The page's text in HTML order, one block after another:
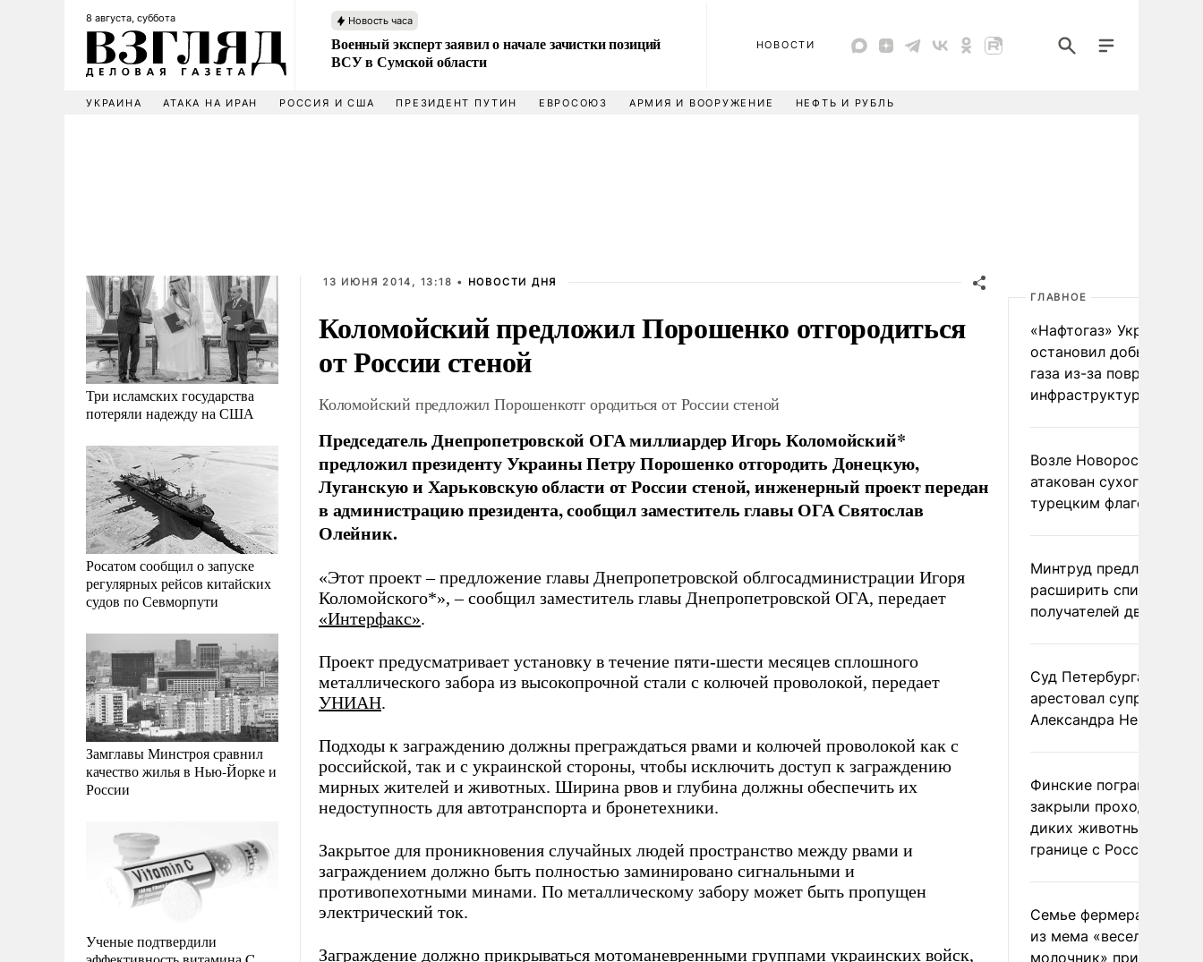
8 августа, суббота Новость часа
Военный эксперт заявил о начале зачистки позиций
ВСУ в Сумской области
НОВОСТИ
УКРАИНА АТАКА НА ИРАН РОССИЯ И США ПРЕЗИДЕНТ ПУТИН ЕВРОСОЮЗ АРМИЯ И ВООРУЖЕНИЕ НЕФТЬ И РУБЛЬ
Три исламских государства
потеряли надежду на США
Росатом сообщил о запуске
регулярных рейсов китайских
судов по Севморпути
Замглавы Минстроя сравнил
качество жилья в Нью-Йорке и
России
Ученые подтвердили
13 ИЮНЯ 2014, 13:18 • НОВОСТИ ДНЯ
Коломойский предложил Порошенко отгородиться
от России стеной
Коломойский предложил Порошенкотг ородиться от России стеной
Председатель Днепропетровской ОГА миллиардер Игорь Коломойский*
предложил президенту Украины Петру Порошенко отгородить Донецкую,
Луганскую и Харьковскую области от России стеной, инженерный проект передан
в администрацию президента, сообщил заместитель главы ОГА Святослав
Олейник.
«Этот проект – предложение главы Днепропетровской облгосадминистрации Игоря
Коломойского*», – сообщил заместитель главы Днепропетровской ОГА, передает
«Интерфакс».
Проект предусматривает установку в течение пяти-шести месяцев сплошного
металлического забора из высокопрочной стали с колючей проволокой, передает
УНИАН.
Подходы к заграждению должны преграждаться рвами и колючей проволокой как с
российской, так и с украинской стороны, чтобы исключить доступ к заграждению
мирных жителей и животных. Ширина рвов и глубина должны обеспечить их
недоступность для автотранспорта и бронетехники.
Закрытое для проникновения случайных людей пространство между рвами и
заграждением должно быть полностью заминировано сигнальными и
противопехотными минами. По металлическому забору может быть пропущен
электрический ток.
Заграждение должно прикрываться мотоманевренными группами украинских войск,
ГЛАВНОЕ
«Нафтогаз» Украины
остановил добычу
газа из-за повреждения
инфраструктуры
Возле Новороссийска
атакован сухогруз под
турецким флагом
Минтруд предложил
расширить список
получателей двух
Суд Петербурга заочно
арестовал супругу
Александра Невзорова
Финские пограничники
закрыли проходы для
диких животных на
границе с Россией
Семье фермера
из мема «веселый
молочник» пригрозили